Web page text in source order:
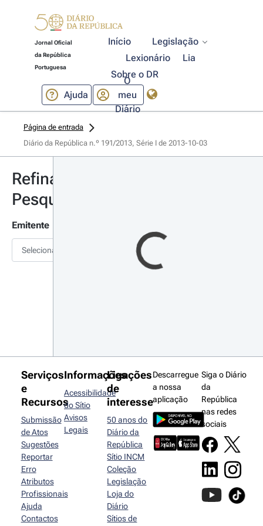
Jornal Oficial
da República
Portuguesa
Início
Legislação
Lexionário
Lia
Sobre o DR
Ajuda
O
meu
Diário
Página de entrada
Diário da República n.º 191/2013, Série I de 2013-10-03
Refinar
Pesquisa
Emitente
Selecionar
Serviços
e
Recursos
Submissão
de Atos
Sugestões
Reportar
Erro
Atributos
Profissionais
Ajuda
Contactos
Informações
Acessibilidade
do Sítio
Avisos
Legais
Ligações
de
interesse
50 anos do
Diário da
República
Sítio INCM
Coleção
Legislação
Loja do
Diário
Sítios de
Descarregue
a nossa
aplicação
Siga o Diário
da
República
nas redes
sociais